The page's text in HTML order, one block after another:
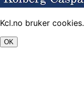
Kcl.no bruker cookies.
OK